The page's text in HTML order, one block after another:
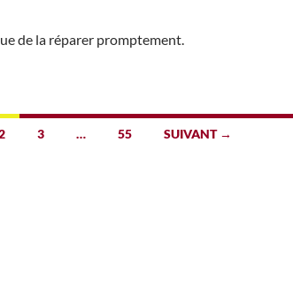
de la réparer promptement.
3 … 55 SUIVANT →